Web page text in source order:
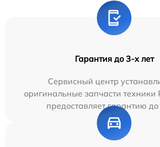
Гарантия до 3-х лет
Сервисный центр
оригинальные запчасти техники
предоставляет гарантию до